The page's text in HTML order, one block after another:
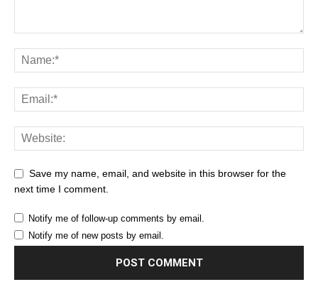
Save my name, email, and website in this browser for the
next time I comment.
Notify me of follow-up comments by email.
Notify me of new posts by email.